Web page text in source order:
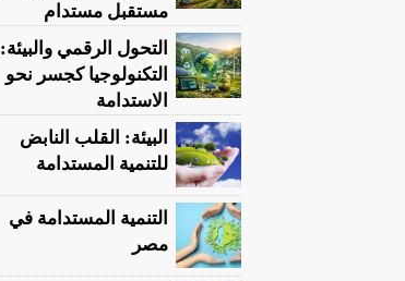
مستقبل مستدام
التحول الرقمي والبيئة:
التكنولوجيا كجسر نحو
الاستدامة
البيئة: القلب النابض
للتنمية المستدامة
التنمية المستدامة في
مصر